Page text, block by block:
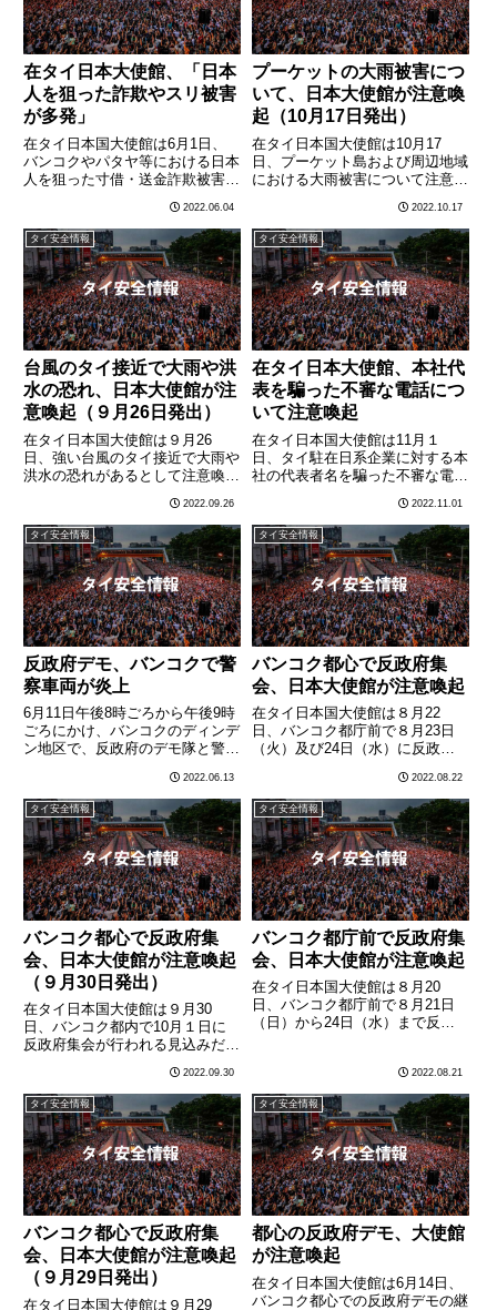
在タイ日本大使館、「日本
人を狙った詐欺やスリ被害
が多発」
在タイ日本国大使館は6月1日、
バンコクやパタヤ等における日本
人を狙った寸借・送金詐欺被害や
注意喚起を発出しました。注意喚
起の内容は以下の通りです。最
近、バンコクの繁華街を中心に、
女性（又は女装した男性）から、
「………
2022.06.04
プーケットの大雨被害につ
いて、日本大使館が注意喚
起（10月17日発出）
在タイ日本国大使館は10月17
日、プーケット島および周辺地域
における大雨被害について注意喚
容は以下の通りです。タイ南部の
有名リゾート地であるプーケット
島やその周辺部において、昨１６
日に大雨のため洪水や地すべり
な………
2022.10.17
タイ安全情報
台風のタイ接近で大雨や洪
水の恐れ、日本大使館が注
意喚起（９月26日発出）
在タイ日本国大使館は９月26
日、強い台風のタイ接近で大雨や
洪水の恐れがあるとして注意喚起
は以下の通りです。タイ気象庁
は、強い台風（台風第１６号（ノ
ルー））が９月２９日（木）にも
タイに到達する可能性があり、こ
の影………
2022.09.26
タイ安全情報
在タイ日本大使館、本社代
表を騙った不審な電話につ
いて注意喚起
在タイ日本国大使館は11月１
日、タイ駐在日系企業に対する本
社の代表者名を騙った不審な電話
意喚起の内容は以下の通り。最
近、日系企業を狙った振り込め詐
欺電話の報告がありました。今年
１０月下旬、本社代表者を騙った
者か………
2022.11.01
タイ安全情報
反政府デモ、バンコクで警
察車両が炎上
6月11日午後8時ごろから午後9時
ごろにかけ、バンコクのディンデ
ン地区で、反政府のデモ隊と警官
対し、警官隊が催涙弾やゴム弾で
応戦、警察車両1台が炎上、警察
官2人が負傷した。この日は、プ
ラユット首相の辞任などを
求………
2022.06.13
タイ安全情報
バンコク都心で反政府集
会、日本大使館が注意喚起
在タイ日本国大使館は８月22
日、バンコク都庁前で８月23日
（火）及び24日（水）に反政府
意喚起を発出しました。注意喚起
の内容は以下の通りです。・イン
ターネット上の情報によれば、８
月23日（火）及び24日（水）
に………
2022.08.22
タイ安全情報
バンコク都心で反政府集
会、日本大使館が注意喚起
（９月30日発出）
在タイ日本国大使館は９月30
日、バンコク都内で10月１日に
反政府集会が行われる見込みだと
意喚起の内容は以下の通りで
す。・インターネット上の情報に
よれば、１０月１日（土）に、以
下の場所において、反政府グルー
プ等に………
2022.09.30
タイ安全情報
バンコク都庁前で反政府集
会、日本大使館が注意喚起
在タイ日本国大使館は８月20
日、バンコク都庁前で８月21日
（日）から24日（水）まで反政
起の内容は以下の通りです。・イ
ンターネット上の情報によれば、
８月２１日（日）から２４日
（水）………
2022.08.21
タイ安全情報
バンコク都心で反政府集
会、日本大使館が注意喚起
（９月29日発出）
在タイ日本国大使館は９月29
タイ安全情報
都心の反政府デモ、大使館
が注意喚起
在タイ日本国大使館は6月14日、
バンコク都心での反政府デモの継